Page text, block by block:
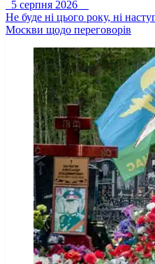
5 серпня 2026
Не буде ні цього року, ні
Москви щодо переговорів